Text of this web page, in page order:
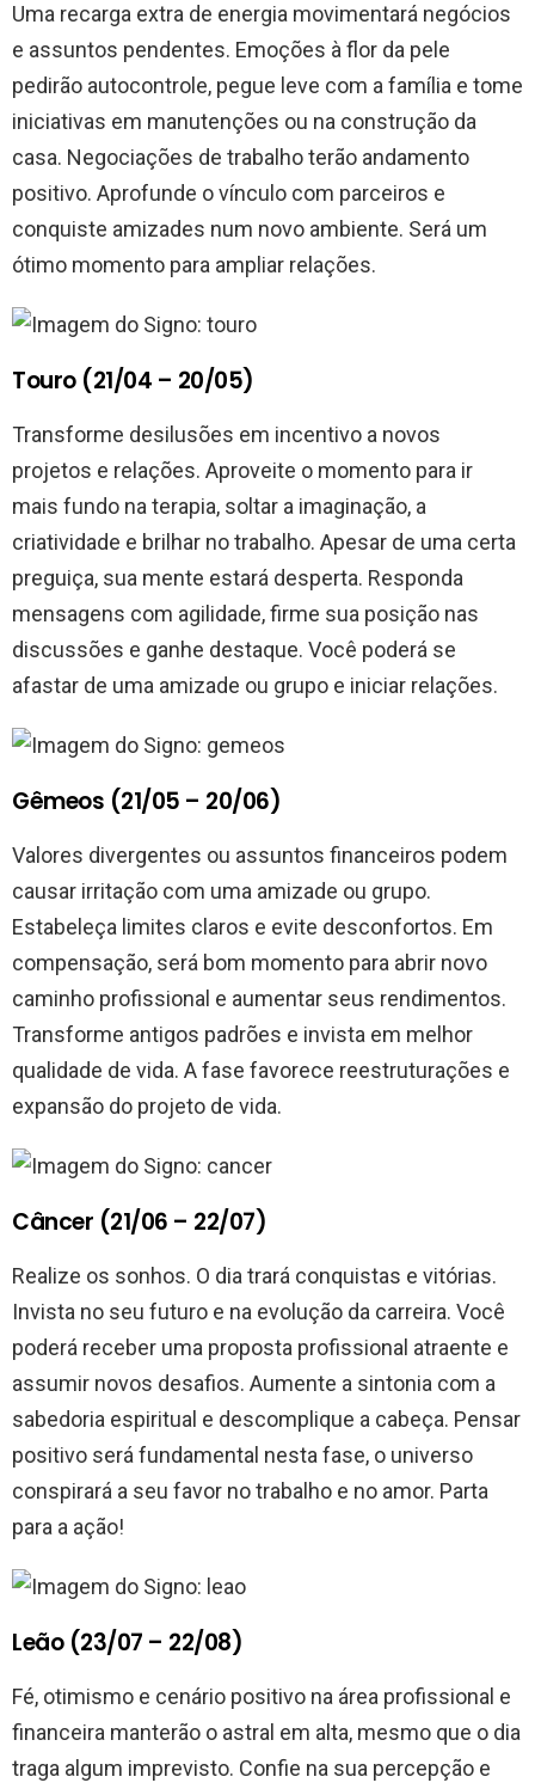
Uma recarga extra de energia movimentará negócios
e assuntos pendentes. Emoções à flor da pele
pedirão autocontrole, pegue leve com a família e tome
iniciativas em manutenções ou na construção da
casa. Negociações de trabalho terão andamento
positivo. Aprofunde o vínculo com parceiros e
conquiste amizades num novo ambiente. Será um
ótimo momento para ampliar relações.
Touro (21/04 – 20/05)
Transforme desilusões em incentivo a novos
projetos e relações. Aproveite o momento para ir
mais fundo na terapia, soltar a imaginação, a
criatividade e brilhar no trabalho. Apesar de uma certa
preguiça, sua mente estará desperta. Responda
mensagens com agilidade, firme sua posição nas
discussões e ganhe destaque. Você poderá se
afastar de uma amizade ou grupo e iniciar relações.
Gêmeos (21/05 – 20/06)
Valores divergentes ou assuntos financeiros podem
causar irritação com uma amizade ou grupo.
Estabeleça limites claros e evite desconfortos. Em
compensação, será bom momento para abrir novo
caminho profissional e aumentar seus rendimentos.
Transforme antigos padrões e invista em melhor
qualidade de vida. A fase favorece reestruturações e
expansão do projeto de vida.
Câncer (21/06 – 22/07)
Realize os sonhos. O dia trará conquistas e vitórias.
Invista no seu futuro e na evolução da carreira. Você
poderá receber uma proposta profissional atraente e
assumir novos desafios. Aumente a sintonia com a
sabedoria espiritual e descomplique a cabeça. Pensar
positivo será fundamental nesta fase, o universo
conspirará a seu favor no trabalho e no amor. Parta
para a ação!
Leão (23/07 – 22/08)
Fé, otimismo e cenário positivo na área profissional e
financeira manterão o astral em alta, mesmo que o dia
traga algum imprevisto. Confie na sua percepção e